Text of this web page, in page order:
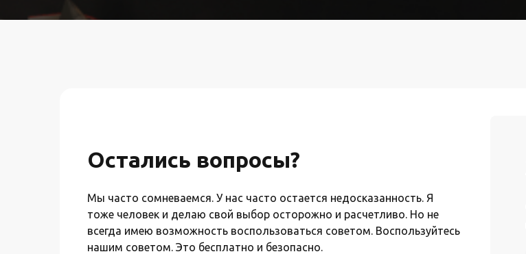
Остались вопросы?
Мы часто сомневаемся. У нас часто остается недосказанность. Я
тоже человек и делаю свой выбор осторожно и расчетливо. Но не
всегда имею возможность воспользоваться советом. Воспользуйтесь
нашим советом. Это бесплатно и безопасно.